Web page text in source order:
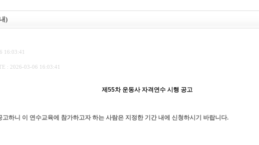
)
16:03:41
: 2026-03-06 16:03:41
제 55차 운동사 자격연수 시행 공고
고하니 이 연수교육에 참가하고자 하는 사람은 지정한 기간 내에 신청하시기 바랍니다.